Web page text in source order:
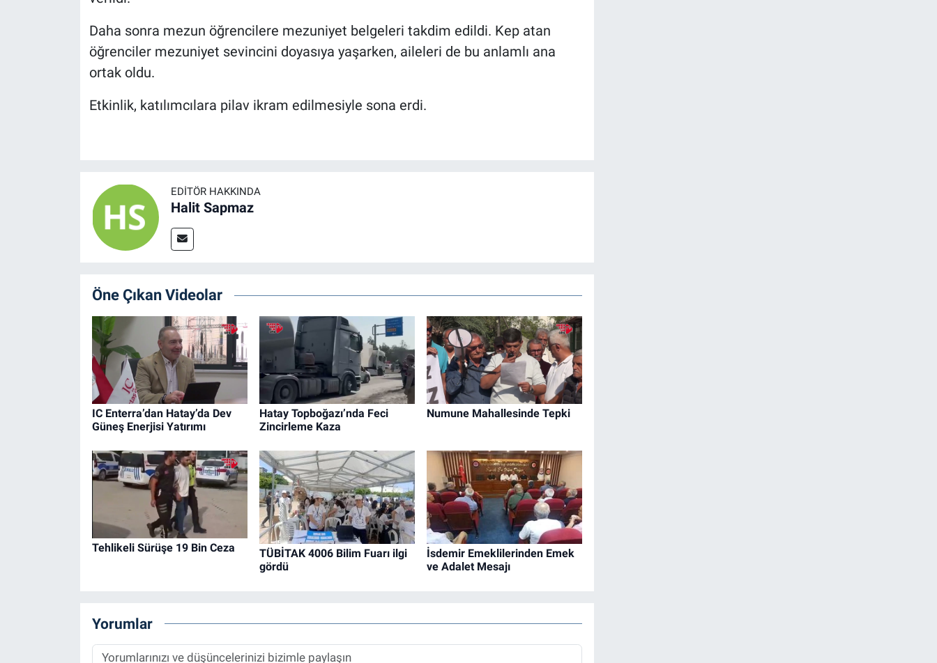
Daha sonra mezun öğrencilere mezuniyet belgeleri takdim edildi. Kep atan
öğrenciler mezuniyet sevincini doyasıya yaşarken, aileleri de bu anlamlı ana
ortak oldu.
Etkinlik, katılımcılara pilav ikram edilmesiyle sona erdi.
EDITÖR HAKKINDA
Halit Sapmaz
Öne Çıkan Videolar
IC Enterra’dan Hatay’da Dev
Güneş Enerjisi Yatırımı
Hatay Topboğazı’nda Feci
Zincirleme Kaza
Numune Mahallesinde Tepki
Tehlikeli Sürüşe 19 Bin Ceza
TÜBİTAK 4006 Bilim Fuarı ilgi
gördü
İsdemir Emeklilerinden Emek
ve Adalet Mesajı
Yorumlar